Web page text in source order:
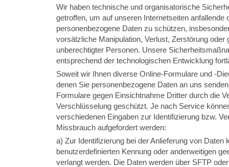
Wir haben technische und organisatorische
getroffen, um auf unseren Internetseiten anfallende
personenbezogene Daten zu schützen,
vorsätzliche Manipulation, Verlust, Zerstörung oder
unberechtigter Personen. Unsere
entsprechend der technologischen Entwicklung
Soweit wir Ihnen diverse Online-Formulare und -
denen Sie personenbezogene Daten an uns
Formulare gegen Einsichtnahme Dritter durch die
Verschlüsselung geschützt. Je nach Service
verschiedenen Eingaben zur Identifizierung bzw.
Missbrauch aufgefordert werden:
a) Zur Identifizierung bei der Anlieferung von Daten
benutzerdefinierten Kennung oder anderweitigen
verlangt werden. Die Daten werden über SFTP